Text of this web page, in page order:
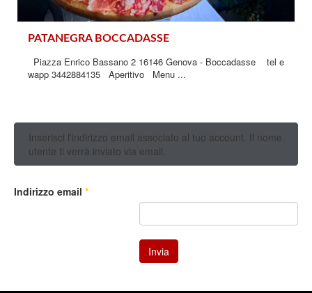
PATANEGRA BOCCADASSE
Piazza Enrico Bassano 2 16146 Genova - Boccadasse tel e
wapp 3442884135 Aperitivo Menu ...
Inserisci l'indirizzo email associato al tuo account. Il nome
utente ti verrà inviato via email.
Indirizzo email *
Invia